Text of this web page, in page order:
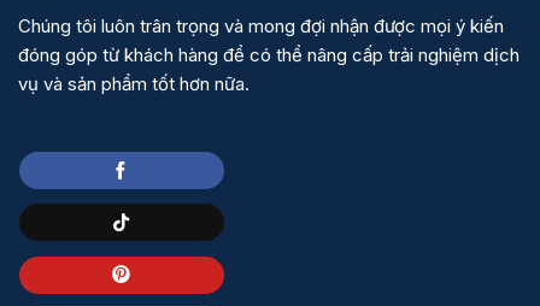
Chúng tôi luôn trân trọng và mong đợi nhận được mọi ý kiến
đóng góp từ khách hàng để có thể nâng cấp trải nghiệm dịch
vụ và sản phẩm tốt hơn nữa.